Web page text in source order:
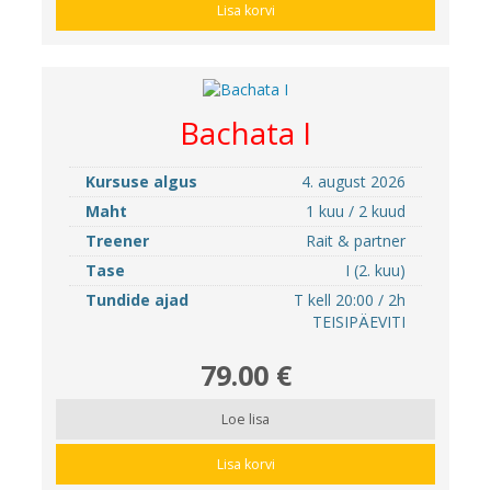
Lisa korvi
Bachata I
Kursuse algus
4. august 2026
Maht
1 kuu / 2 kuud
Treener
Rait & partner
Tase
I (2. kuu)
Tundide ajad
T kell 20:00 / 2h
TEISIPÄEVITI
79.00 €
Loe lisa
Lisa korvi